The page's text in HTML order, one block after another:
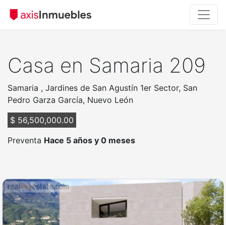
Casa en Samaria 209
Samaria , Jardines de San Agustín 1er Sector, San
Pedro Garza García, Nuevo León
$ 56,500,000.00
Preventa Hace 5 años y 0 meses